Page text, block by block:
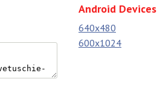
Android Devices
640x480
600x1024